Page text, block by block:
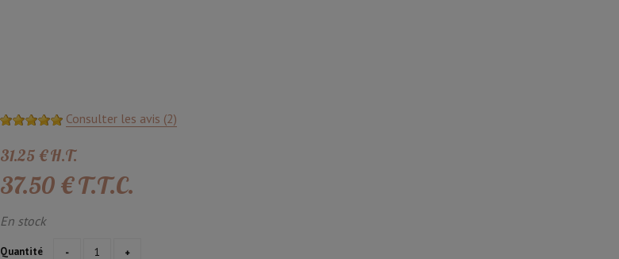
Consulter les avis (2)
31.25 €H.T.
37.50 €T.T.C.
En stock
Quantité